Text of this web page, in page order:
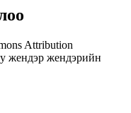
Attribution
жендэр жендэрийн